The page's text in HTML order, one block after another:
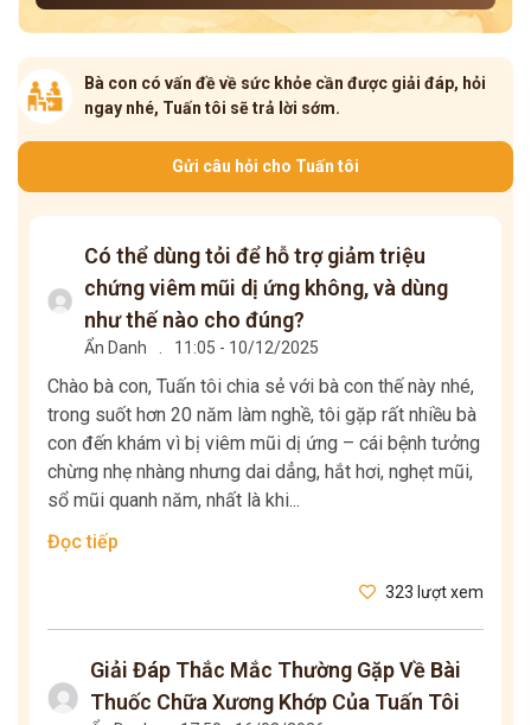
Bà con có vấn đề về sức khỏe cần được giải đáp, hỏi
ngay nhé, Tuấn tôi sẽ trả lời sớm.
Gửi câu hỏi cho Tuấn tôi
Có thể dùng tỏi để hỗ trợ giảm triệu
chứng viêm mũi dị ứng không, và dùng
như thế nào cho đúng?
Ẩn Danh 11:05 - 10/12/2025
Chào bà con, Tuấn tôi chia sẻ với bà con thế này nhé,
trong suốt hơn 20 năm làm nghề, tôi gặp rất nhiều bà
con đến khám vì bị viêm mũi dị ứng – cái bệnh tưởng
chừng nhẹ nhàng nhưng dai dẳng, hắt hơi, nghẹt mũi,
sổ mũi quanh năm, nhất là khi...
Đọc tiếp
323 lượt xem
Giải Đáp Thắc Mắc Thường Gặp Về Bài
Thuốc Chữa Xương Khớp Của Tuấn Tôi